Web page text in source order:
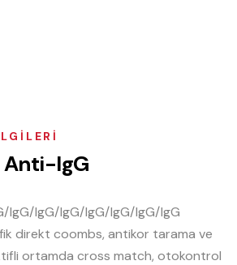
Anti-IgG
IgG/IgG/IgG/IgG/IgG/IgG/IgG
direkt coombs, antikor tarama ve
ortamda cross match, otokontrol